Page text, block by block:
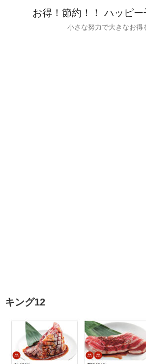
お得！節約！！ ハッピー
小さな努力で大きなお得
キング12